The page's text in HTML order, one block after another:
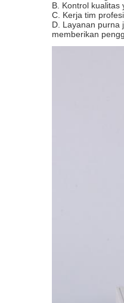
B. Kontrol kualitas
C. Kerja tim
D. Layanan purna
memberikan